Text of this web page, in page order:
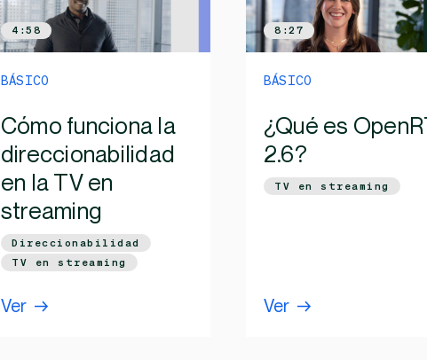
4:58
BÁSICO
Cómo funciona la
direccionabilidad
en la TV en
streaming
Direccionabilidad
TV en streaming
Ver
8:27
BÁSICO
¿Qué es
2.6?
TV en streaming
Ver